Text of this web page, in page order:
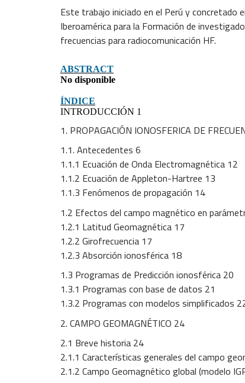
Este trabajo iniciado en el Perú y concretado
Iberoamérica para la Formación de
frecuencias para radiocomunicación HF.
ABSTRACT
No disponible
ÍNDICE
INTRODUCCIÓN 1
1. PROPAGACIÓN IONOSFERICA DE
1.1. Antecedentes 6
1.1.1 Ecuación de Onda Electromagnética 12
1.1.2 Ecuación de Appleton-Hartree 13
1.1.3 Fenómenos de propagación 14
1.2 Efectos del campo magnético en
1.2.1 Latitud Geomagnética 17
1.2.2 Girofrecuencia 17
1.2.3 Absorción ionosférica 18
1.3 Programas de Predicción ionosférica 20
1.3.1 Programas con base de datos 21
1.3.2 Programas con modelos simplificados
2. CAMPO GEOMAGNÉTICO 24
2.1 Breve historia 24
2.1.1 Características generales del campo
2.1.2 Campo Geomagnético global (modelo